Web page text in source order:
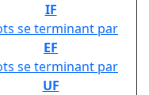
IF
se terminant par
EF
se terminant par
UF